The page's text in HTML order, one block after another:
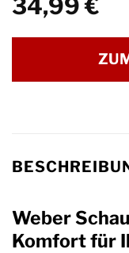
34,99€
Weber
Komfort für